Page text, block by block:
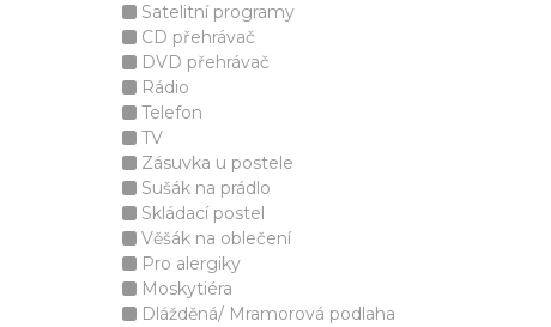
Satelitní programy
CD přehrávač
DVD přehrávač
Rádio
Telefon
TV
Zásuvka u postele
Sušák na prádlo
Skládací postel
Věšák na oblečení
Pro alergiky
Moskytiéra
Dlážděná/ Mramorová podlaha